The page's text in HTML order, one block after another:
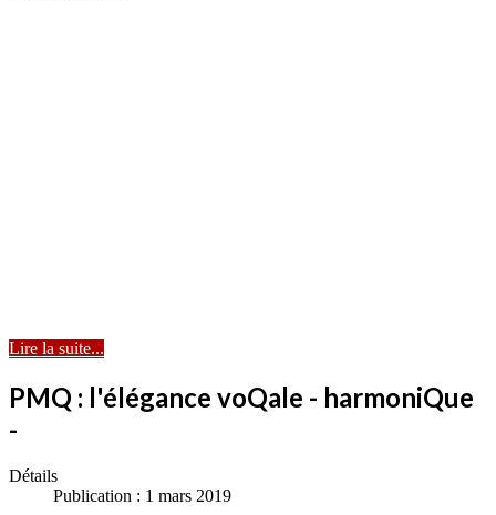
Lire la suite...
PMQ : l'élégance voQale - harmoniQue
-
Détails
Publication : 1 mars 2019